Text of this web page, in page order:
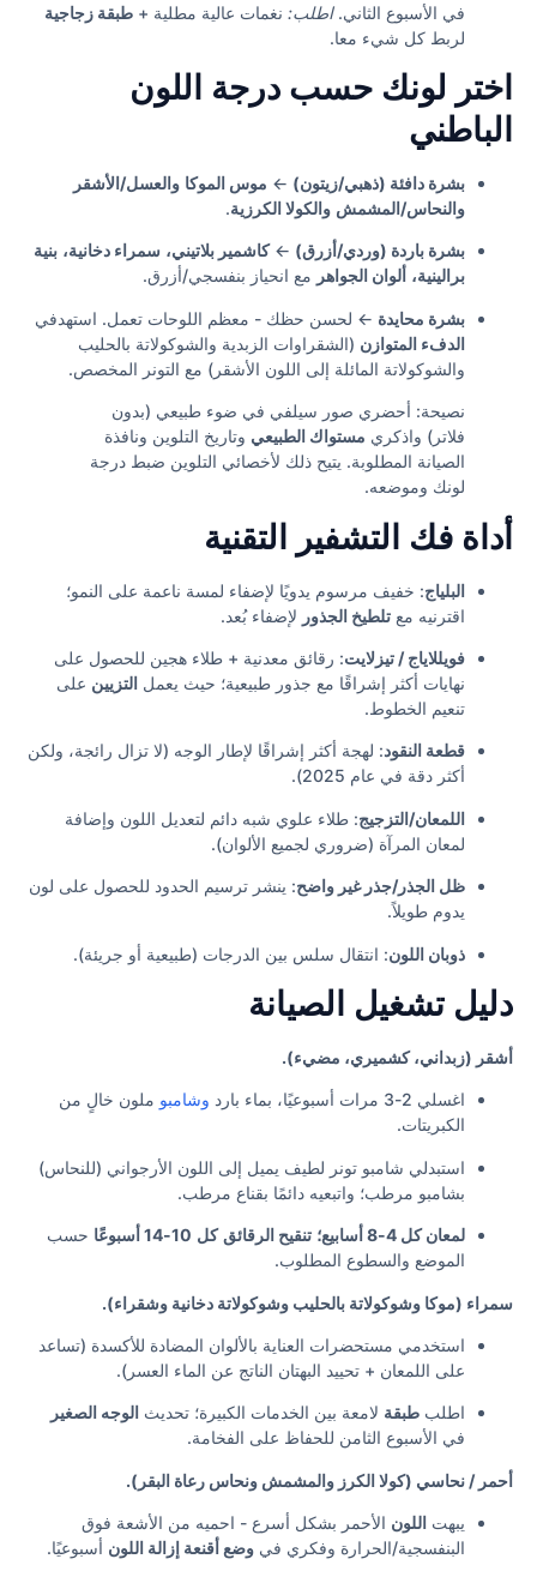
في الأسبوع الثاني.اطلب: نغمات عالية مطلية + طبقة زجاجية
لربط كل شيء معا.
اختر لونك حسب درجة اللون
الباطني
بشرة دافئة (ذهبي/زيتون) ← موس الموكا والعسل/الأشقر
والنحاس/المشمش والكولا الكرزية.
بشرة باردة (وردي/أزرق) ←كاشمير بلاتيني، سمراء دخانية، بنية
برالينية، ألوان الجواهر مع انحياز بنفسجي/أزرق.
بشرة محايدة ← لحسن حظك - معظم اللوحات تعمل. استهدفي
الدفء المتوازن (الشقراوات الزبدية والشوكولاتة بالحليب
والشوكولاتة المائلة إلى اللون الأشقر) مع التونر المخصص.
نصيحة: أحضري صور سيلفي في ضوء طبيعي (بدون
فلاتر) واذكري مستواك الطبيعي وتاريخ التلوين ونافذة
الصيانة المطلوبة. يتيح ذلك لأخصائي التلوين ضبط درجة
لونك وموضعه.
أداة فك التشفير التقنية
البلياج: خفيف مرسوم يدويًا لإضفاء لمسة ناعمة على النمو؛
اقترنيه مع تلطيخ الجذور لإضفاء بُعد.
فويللاياج / تيزلايت: رقائق معدنية + طلاء هجين للحصول على
نهايات أكثر إشراقًا مع جذور طبيعية؛ حيث يعمل التزيين على
تنعيم الخطوط.
قطعة النقود: لهجة أكثر إشراقًا لإطار الوجه (لا تزال رائجة، ولكن
أكثر دقة في عام 2025).
اللمعان/التزجيج: طلاء علوي شبه دائم لتعديل اللون وإضافة
لمعان المرآة (ضروري لجميع الألوان).
ظل الجذر/جذر غير واضح: ينشر ترسيم الحدود للحصول على لون
يدوم طويلاً.
ذوبان اللون: انتقال سلس بين الدرجات (طبيعية أو جريئة).
دليل تشغيل الصيانة
أشقر (زبداني، كشميري، مضيء).
اغسلي 2-3 مرات أسبوعيًا، بماء بارد وشامبو ملون خالٍ من
الكبريتات.
استبدلي شامبو تونر لطيف يميل إلى اللون الأرجواني (للنحاس)
بشامبو مرطب؛ واتبعيه دائمًا بقناع مرطب.
لمعان كل 4-8 أسابيع؛ تنقيح الرقائق كل 10-14 أسبوعًا
حسب
الموضع والسطوع المطلوب.
سمراء (موكا وشوكولاتة بالحليب وشوكولاتة دخانية وشقراء).
استخدمي مستحضرات العناية بالألوان المضادة للأكسدة (تساعد
على اللمعان + تحييد البهتان الناتج عن الماء العسر).
اطلب طبقة لامعة بين الخدمات الكبيرة؛ تحديث الوجه الصغير
في الأسبوع الثامن للحفاظ على الفخامة.
أحمر / نحاسي (كولا الكرز والمشمش ونحاس رعاة البقر).
يبهت اللون الأحمر بشكل أسرع - احميه من الأشعة فوق
البنفسجية/الحرارة وفكري في وضع أقنعة إزالة اللون أسبوعيًا.